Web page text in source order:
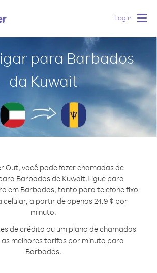
Login
para Barbados
da Kuwait
Out, você pode fazer chamadas de
Barbados de Kuwait.Ligue para
em Barbados, tanto para telefone fixo
a partir de apenas 24.9 ¢ por
minuto.
de crédito ou um plano de chamadas
melhores tarifas por minuto para
Barbados.